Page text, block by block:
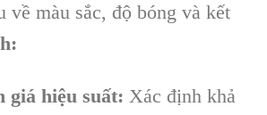
về màu sắc, độ bóng và kết
giá hiệu suất: Xác định khả